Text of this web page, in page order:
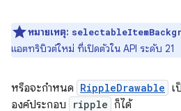
หมายเหตุ:
แอตทริบิวต์ใหม่ ที่เปิดตัวใน API ระดับ 21
หรือจะกำหนด RippleDrawable เ
องค์ประกอบ
ripple ก็ได้